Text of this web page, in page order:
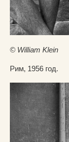
© William Klein
Рим, 1956 год.